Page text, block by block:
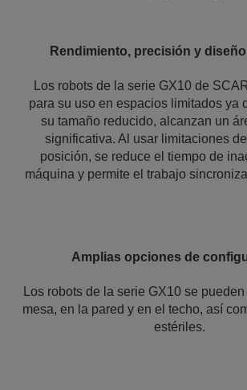
Rendimiento, precisión y
Los robots de la serie GX10 de
para su uso en espacios limitados ya
su tamaño reducido, alcanzan un
significativa. Al usar limitaciones
posición, se reduce el tiempo de
máquina y permite el trabajo
Amplias opciones de
Los robots de la serie GX10 se
mesa, en la pared y en el techo, así
estériles.